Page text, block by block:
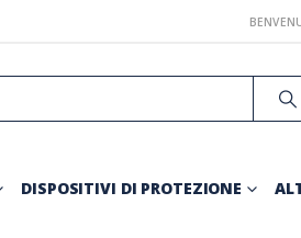
DISPOSITIVI DI PROTEZIONE